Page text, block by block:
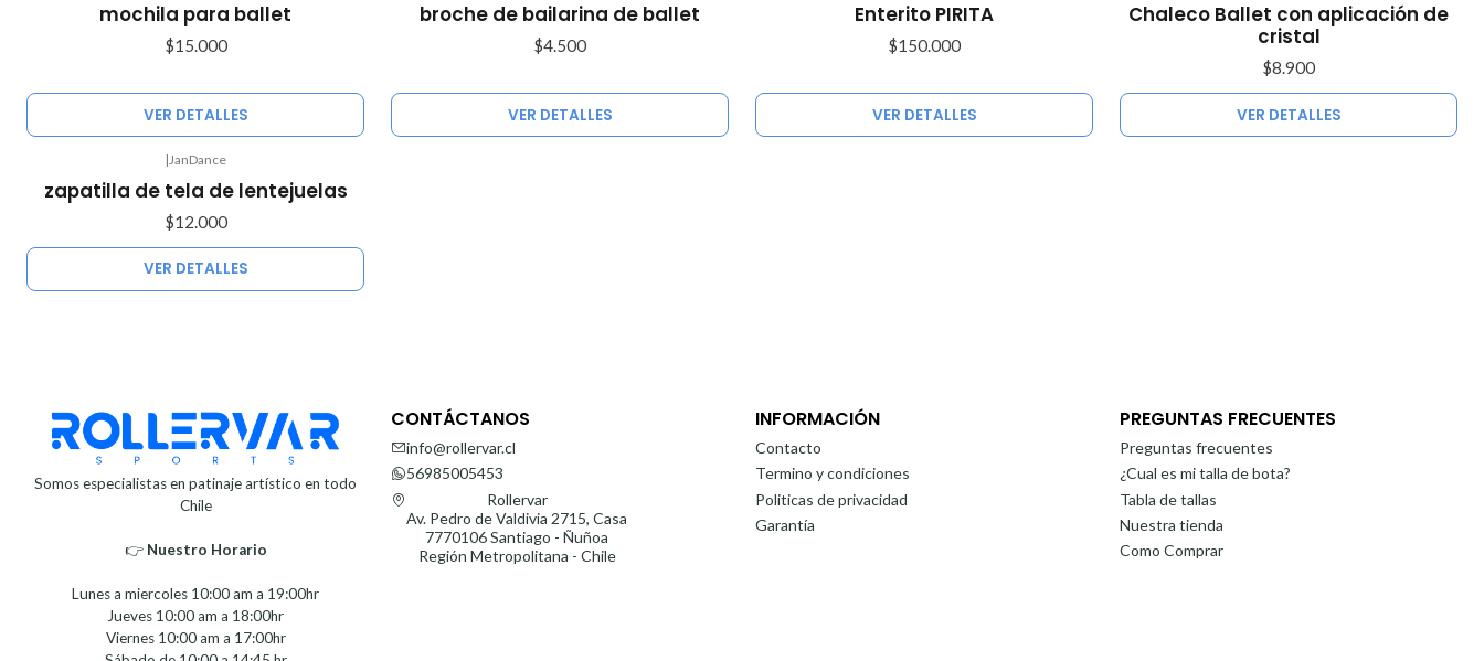
mochila para ballet
$15.000
VER DETALLES
broche de bailarina de ballet
$4.500
VER DETALLES
Enterito PIRITA
$150.000
VER DETALLES
Chaleco Ballet con aplicación de
cristal
$8.900
VER DETALLES
|JanDance
zapatilla de tela de lentejuelas
$12.000
VER DETALLES
Somos especialistas en patinaje artístico en todo
Chile
👉 Nuestro Horario⁣⁣
Lunes a miercoles 10:00 am a 19:00hr
Jueves 10:00 am a 18:00hr
Viernes 10:00 am a 17:00hr
CONTÁCTANOS
info@rollervar.cl
56985005453
Rollervar
Av. Pedro de Valdivia 2715, Casa
7770106 Santiago - Ñuñoa
Región Metropolitana - Chile
INFORMACIÓN
Contacto
Termino y condiciones
Politicas de privacidad
Garantía
PREGUNTAS FRECUENTES
Preguntas frecuentes
¿Cual es mi talla de bota?
Tabla de tallas
Nuestra tienda
Como Comprar